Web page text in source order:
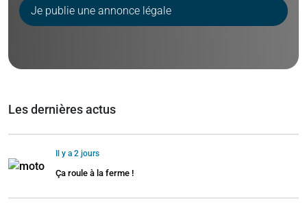
Je publie une annonce légale
Les dernières actus
Il y a 2 jours
Ça roule à la ferme !